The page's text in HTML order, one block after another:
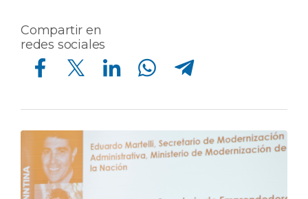
Compartir en
redes sociales
Compartir en Facebook Compartir en Twitter Compartir en Linkedin Compartir en Whatsapp Compartir en Telegram